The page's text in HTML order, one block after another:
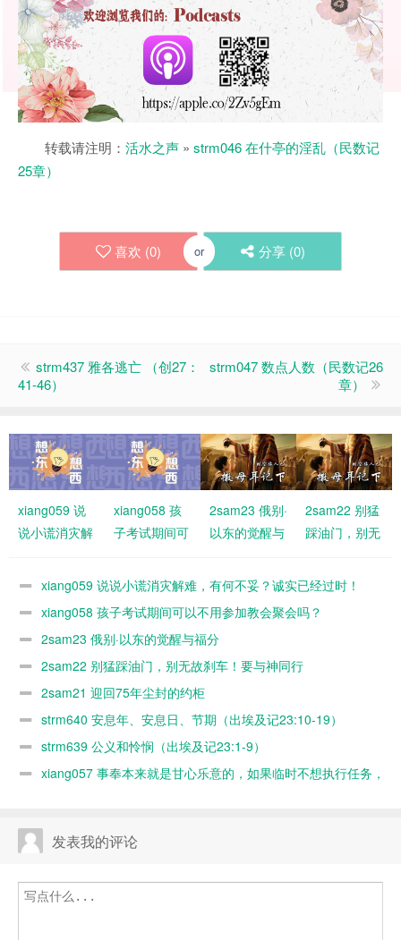
转载请注明： 活水之声 » strm046 在什亭的淫乱（民数记
25章）
喜欢 (0) or 分享 (0)
strm437 雅各逃亡 （创27：
41-46）
strm047 数点人数（民数记26
章）
xiang059 说
说小谎消灾解
妥？诚实已经
xiang058 孩
子考试期间可
会聚会吗？
2sam23 俄别·
以东的觉醒与
2sam22 别猛
踩油门，别无
神同行
xiang059 说说小谎消灾解难，有何不妥？诚实已经过时！
xiang058 孩子考试期间可以不用参加教会聚会吗？
2sam23 俄别·以东的觉醒与福分
2sam22 别猛踩油门，别无故刹车！要与神同行
2sam21 迎回75年尘封的约柜
strm640 安息年、安息日、节期（出埃及记23:10-19）
strm639 公义和怜悯（出埃及记23:1-9）
xiang057 事奉本来就是甘心乐意的，如果临时不想执行任务，
发表我的评论